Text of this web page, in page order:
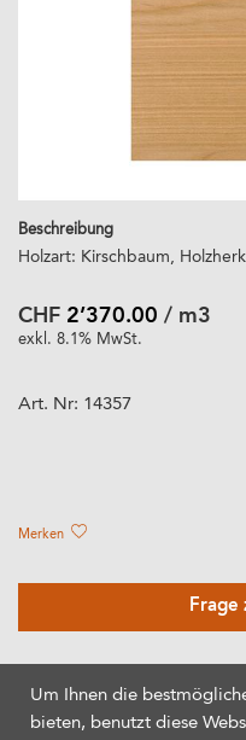
Beschreibung
Holzart: Kirschbaum,
CHF 2’370.00 / m3
exkl. 8.1% MwSt.
Art. Nr: 14357
Merken
Frage
Um Ihnen die
bieten, benutzt diese